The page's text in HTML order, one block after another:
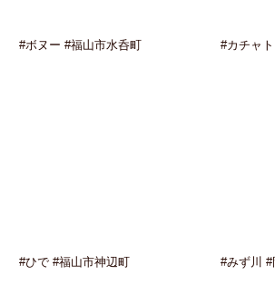
#ボヌー #福山市水呑町 #カチャ
#ひで #福山市神辺町 #みず川